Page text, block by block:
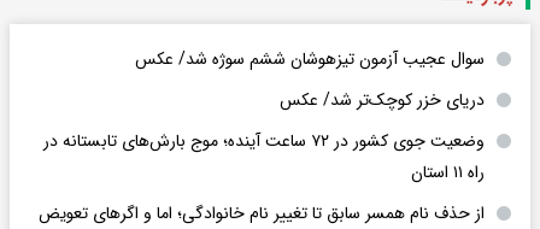
سوال عجیب آزمون تیزهوشان ششم سوژه شد/ عکس
دریای خزر کوچک‌تر شد/ عکس
وضعیت جوی کشور در ۷۲ ساعت آینده؛ موج بارش‌های تابستانه در
راه ۱۱ استان
از حذف نام همسر سابق تا تغییر نام خانوادگی؛ اما و اگرهای تعویض